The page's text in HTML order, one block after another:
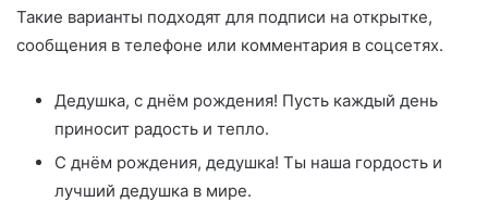
Такие варианты подходят для подписи на открытке,
сообщения в телефоне или комментария в соцсетях.
Дедушка, с днём рождения! Пусть каждый день
приносит радость и тепло.
С днём рождения, дедушка! Ты наша гордость и
лучший дедушка в мире.